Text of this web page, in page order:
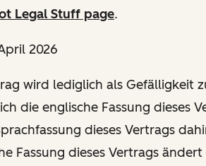
Legal Stuff page.
2026
wird lediglich als Gefälligkeit
die englische Fassung dieses
dieses Vertrags
Fassung dieses Vertrags